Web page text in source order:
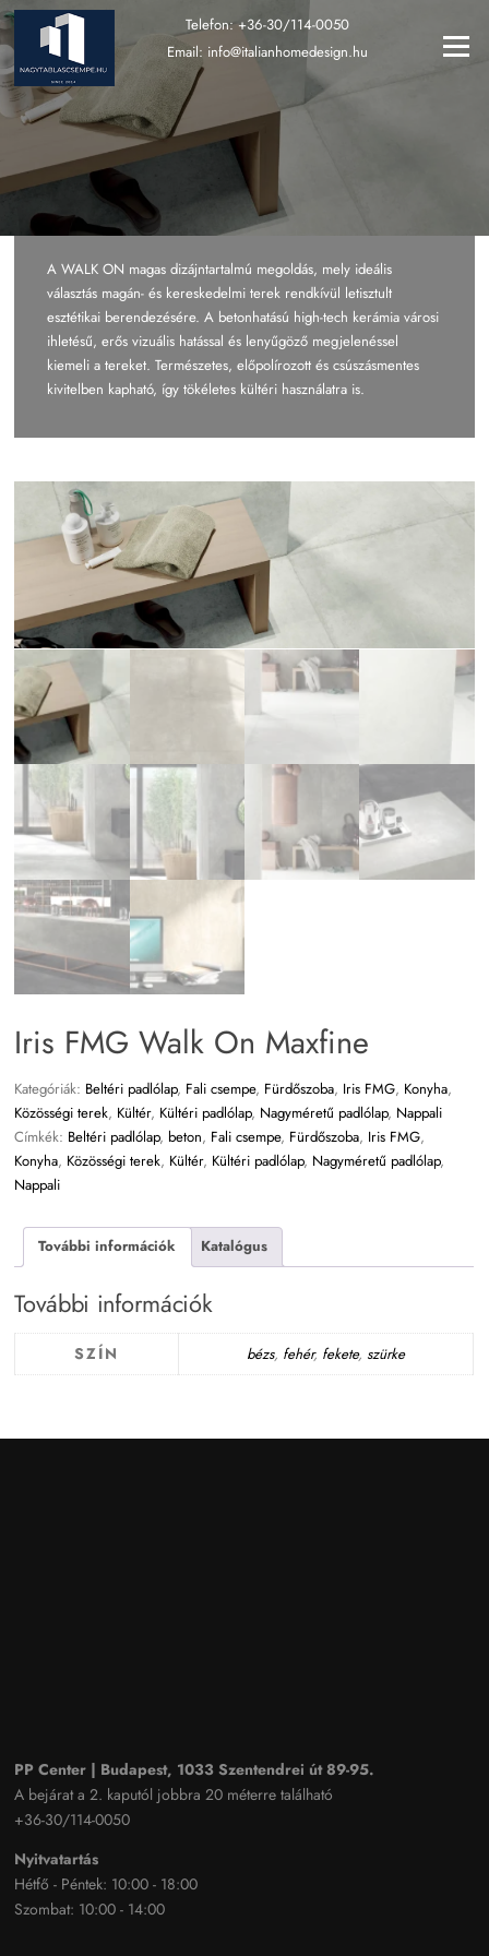
Ugrás
a
tartalomra
Menü
Telefon: +36-30/114-0050
Email: info@italianhomedesign.hu
A WALK ON magas dizájntartalmú megoldás, mely ideális
választás magán- és kereskedelmi terek rendkívül letisztult
esztétikai berendezésére. A betonhatású high-tech kerámia városi
ihletésű, erős vizuális hatással és lenyűgöző megjelenéssel
kiemeli a tereket. Természetes, előpolírozott és csúszásmentes
kivitelben kapható, így tökéletes kültéri használatra is.
Iris FMG Walk On Maxfine
Kategóriák: Beltéri padlólap, Fali csempe, Fürdőszoba, Iris FMG, Konyha,
Közösségi terek, Kültér, Kültéri padlólap, Nagyméretű padlólap, Nappali
Címkék: Beltéri padlólap, beton, Fali csempe, Fürdőszoba, Iris FMG,
Konyha, Közösségi terek, Kültér, Kültéri padlólap, Nagyméretű padlólap,
Nappali
További információk Katalógus
További információk
SZÍN bézs, fehér, fekete, szürke
PP Center | Budapest, 1033 Szentendrei út 89-95.
A bejárat a 2. kaputól jobbra 20 méterre található
+36-30/114-0050
Nyitvatartás
Hétfő - Péntek: 10:00 - 18:00
Szombat: 10:00 - 14:00